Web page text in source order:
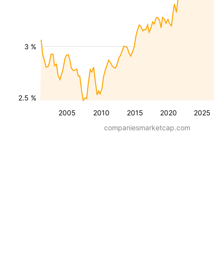
2005 2010 2015 2020 2025
2.5 %
3 %
companiesmarketcap.com